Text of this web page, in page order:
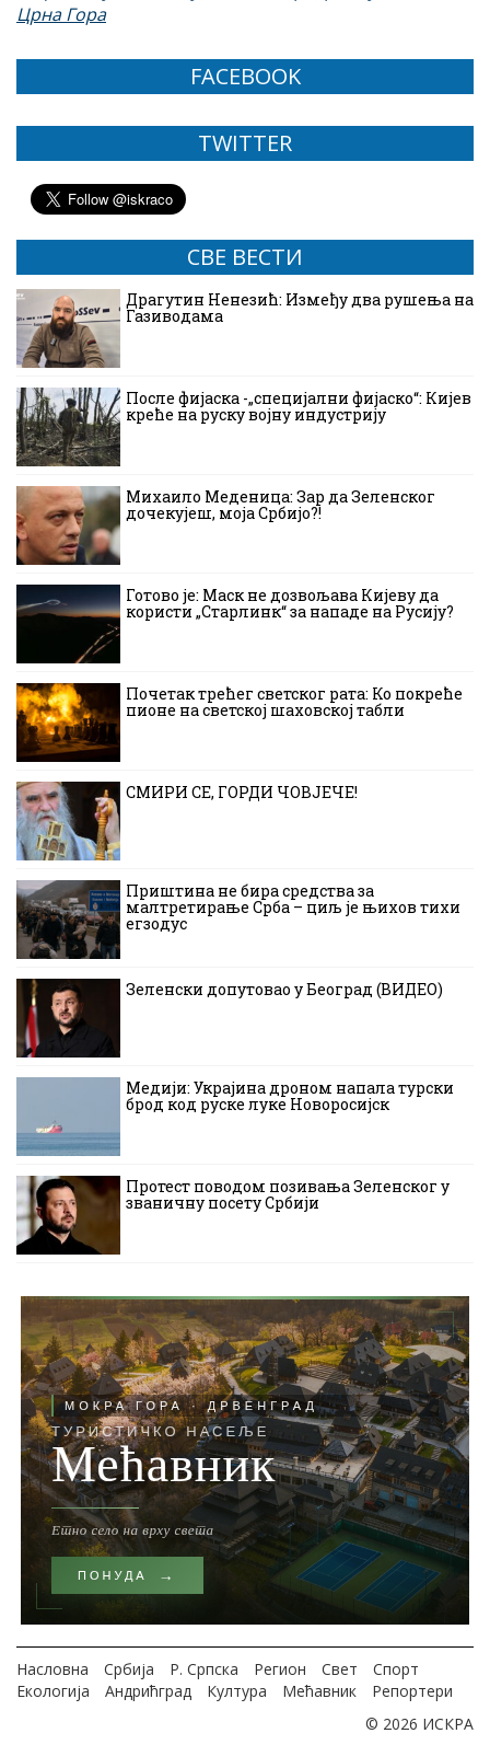
Црна Гора
FACEBOOK
TWITTER
СВЕ ВЕСТИ
Драгутин Ненезић: Између два рушења на
Газиводама
После фијаска -„специјални фијаско“: Кијев
креће на руску војну индустрију
Михаило Меденица: Зар да Зеленског
дочекујеш, моја Србијо?!
Готово је: Маск не дозвољава Кијеву да
користи „Старлинк“ за нападе на Русију?
Почетак трећег светског рата: Ко покреће
пионе на светској шаховској табли
СМИРИ СЕ, ГОРДИ ЧОВЈЕЧЕ!
Приштина не бира средства за
малтретирање Срба – циљ је њихов тихи
егзодус
Зеленски допутовао у Београд (ВИДЕО)
Медији: Украјина дроном напала турски
брод код руске луке Новоросијск
Протест поводом позивања Зеленског у
званичну посету Србији
Насловна Србија Р. Српска Регион Свет
Спорт
Екологија
Андрићград Култура Мећавник
Репортери
© 2026 ИСКРА